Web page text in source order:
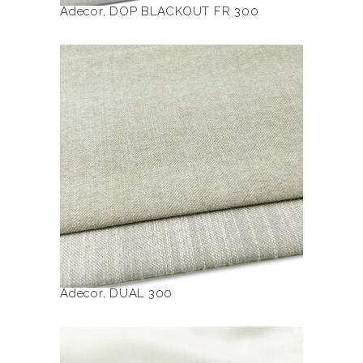
Adecor, DOP BLACKOUT FR 300
DUAL 300
Ten
produkt
ma
wiele
wariantów.
Opcje
można
wybrać
na
stronie
produktu
Adecor, DUAL 300